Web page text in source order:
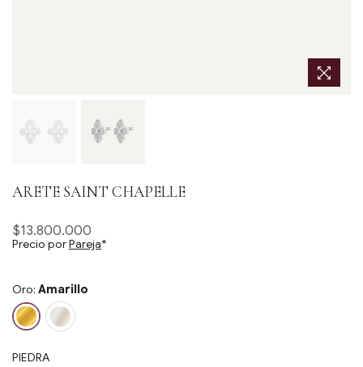
ARETE SAINT CHAPELLE
Precio
habitual
$13.800.000
Precio porPareja*
Oro: Amarillo
PIEDRA